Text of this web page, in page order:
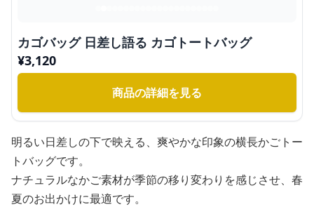
カゴバッグ 日差し語る カゴトートバッグ
¥3,120
商品の詳細を見る
明るい日差しの下で映える、爽やかな印象の横長かごトー
トバッグです。
ナチュラルなかご素材が季節の移り変わりを感じさせ、春
夏のお出かけに最適です。